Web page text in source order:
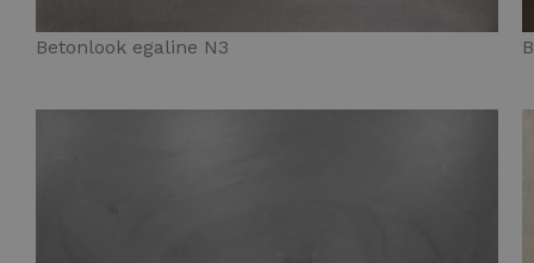
Betonlook egaline N3